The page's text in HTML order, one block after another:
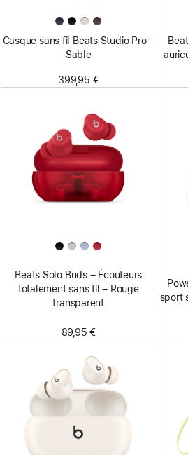
Casque sans fil Beats Studio Pro –
Sable
399,95 €
Beats Solo Buds – Écouteurs
totalement sans fil – Rouge
transparent
89,95 €
sport